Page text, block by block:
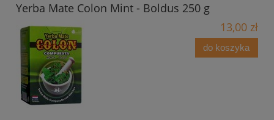
Yerba Mate Colon Mint - Boldus 250 g
13,00 zł
do koszyka